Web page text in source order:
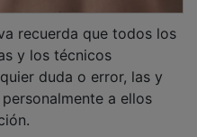
y los técnicos
duda o error, las y
a ellos